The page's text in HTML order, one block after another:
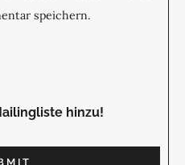
speichern.
hinzu!